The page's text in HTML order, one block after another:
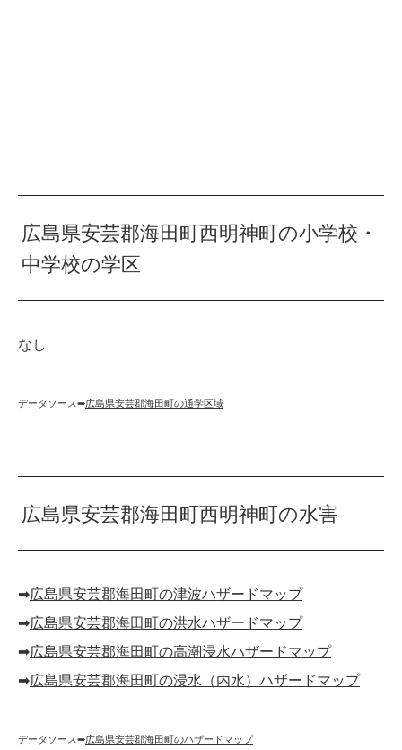
広島県安芸郡海田町西明神町の小学校・
中学校の学区
なし
データソース➡︎広島県安芸郡海田町の通学区域
広島県安芸郡海田町西明神町の水害
➡︎広島県安芸郡海田町の津波ハザードマップ
➡︎広島県安芸郡海田町の洪水ハザードマップ
➡︎広島県安芸郡海田町の高潮浸水ハザードマップ
➡︎広島県安芸郡海田町の浸水（内水）ハザードマップ
データソース➡︎広島県安芸郡海田町のハザードマップ